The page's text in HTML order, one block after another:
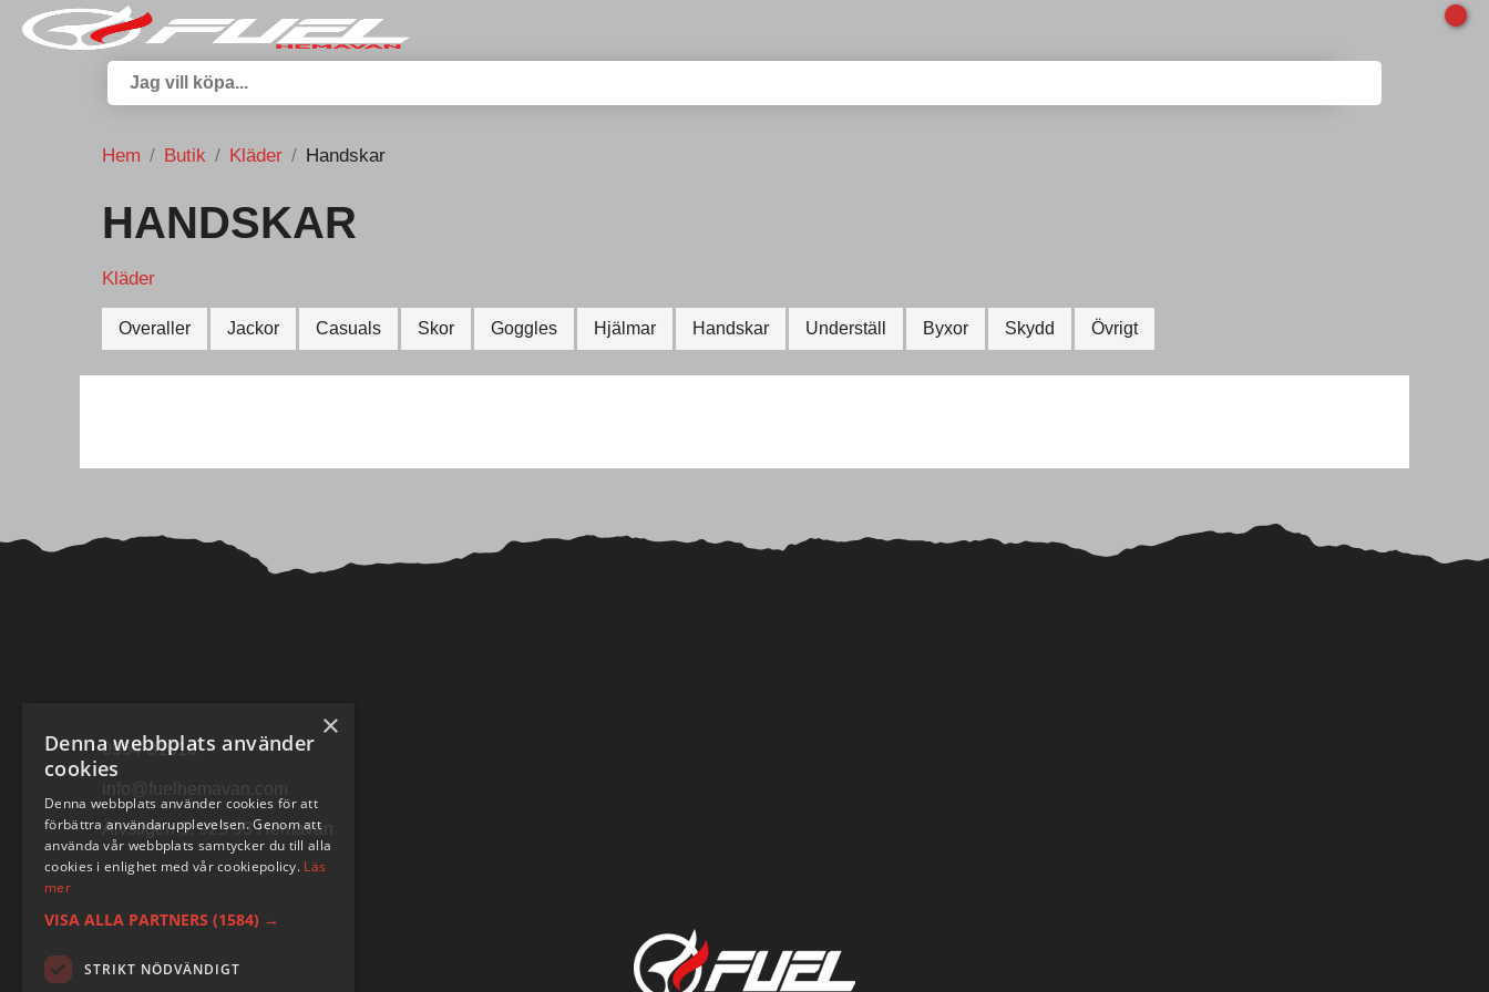
Hem Butik Kläder Handskar
HANDSKAR
Kläder
Overaller Jackor Casuals Skor Goggles Hjälmar Handskar Underställ Byxor Skydd Övrigt
0954-31010
Älvstigen 5, 925 93 Hemavan
×
Denna webbplats använder
cookies
Denna webbplats använder cookies för att
förbättra användarupplevelsen. Genom att
använda vår webbplats samtycker du till alla
cookies i enlighet med vår cookiepolicy. Läs
mer
VISA ALLA PARTNERS (1584) →
STRIKT NÖDVÄNDIGT